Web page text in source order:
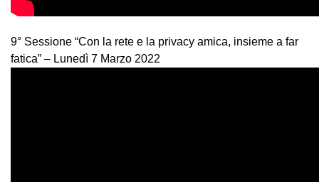
9° Sessione “Con la rete e la privacy amica, insieme a far
fatica” – Lunedì 7 Marzo 2022